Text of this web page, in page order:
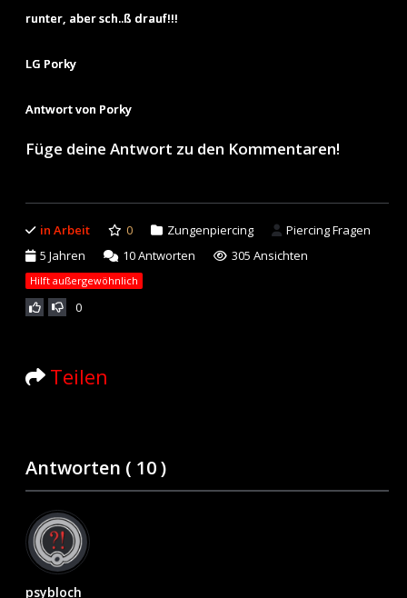
runter, aber sch..ß drauf!!!
LG Porky
Antwort von Porky
Füge deine Antwort zu den Kommentaren!
in Arbeit 0 Zungenpiercing
Piercing Fragen
5 Jahren
10Antworten 305 Ansichten
Hilft außergewöhnlich
0
Teilen
Antworten ( 10)
psybloch